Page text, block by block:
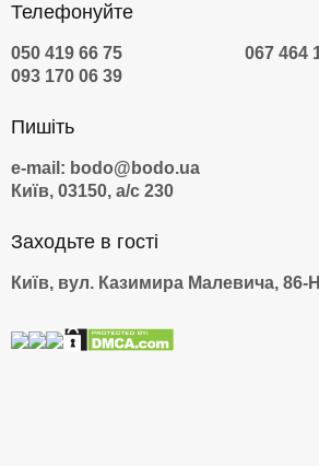
Телефонуйте
050 419 66 75
067 464
093 170 06 39
Пишіть
e-mail: bodo@bodo.ua
Київ, 03150, а/с 230
Заходьте в гості
Київ, вул. Казимира Малевича, 86-Н